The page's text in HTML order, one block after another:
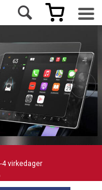
virkedager